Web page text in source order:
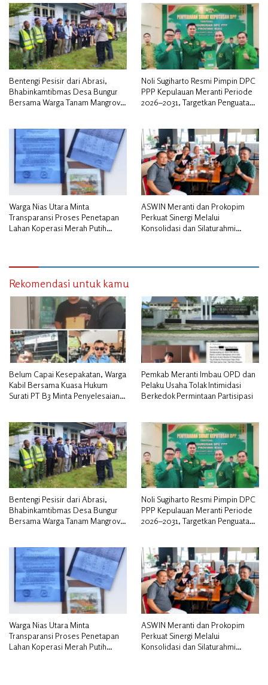
Bentengi Pesisir dari Abrasi,
Bhabinkamtibmas Desa Bungur
Bersama Warga Tanam Mangrove
Noli Sugiharto Resmi Pimpin DPC
PPP Kepulauan Meranti Periode
2026–2031, Targetkan Penguatan
Warga Nias Utara Minta
Transparansi Proses Penetapan
Lahan Koperasi Merah Putih
ASWIN Meranti dan Prokopim
Perkuat Sinergi Melalui
Konsolidasi dan Silaturahmi
Rekomendasi untuk kamu
Belum Capai Kesepakatan, Warga
Kabil Bersama Kuasa Hukum
Surati PT B3 Minta Penyelesaian
Pemkab Meranti Imbau OPD dan
Pelaku Usaha Tolak Intimidasi
Berkedok Permintaan Partisipasi
Bentengi Pesisir dari Abrasi,
Bhabinkamtibmas Desa Bungur
Bersama Warga Tanam Mangrove
Noli Sugiharto Resmi Pimpin DPC
PPP Kepulauan Meranti Periode
2026–2031, Targetkan Penguatan
Warga Nias Utara Minta
Transparansi Proses Penetapan
Lahan Koperasi Merah Putih
ASWIN Meranti dan Prokopim
Perkuat Sinergi Melalui
Konsolidasi dan Silaturahmi